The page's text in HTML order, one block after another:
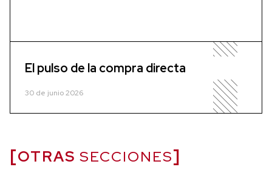
El pulso de la compra directa
30 de junio 2026
OTRAS SECCIONES